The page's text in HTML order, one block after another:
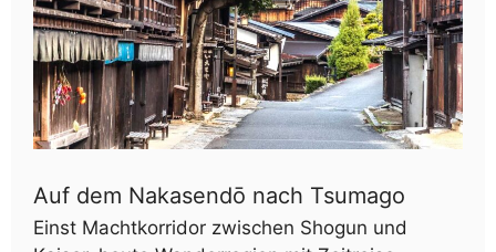
Auf dem Nakasendō nach Tsumago
Einst Machtkorridor zwischen Shogun und